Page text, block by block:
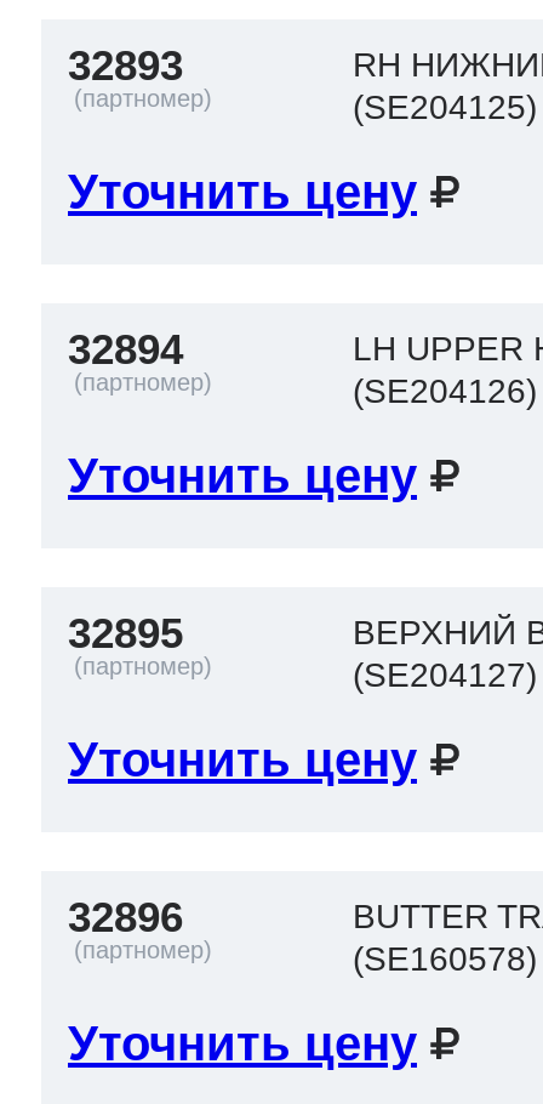
32893
RH
(SE204125)
Уточнить цену
32894
LH UPPER
(SE204126)
Уточнить цену
32895
ВЕРХНИЙ
(SE204127)
Уточнить цену
32896
BUTTER
(SE160578)
Уточнить цену